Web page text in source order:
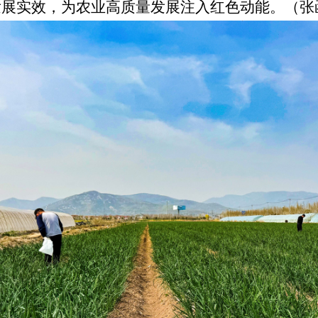
实效，为农业高质量发展注入红色动能。（